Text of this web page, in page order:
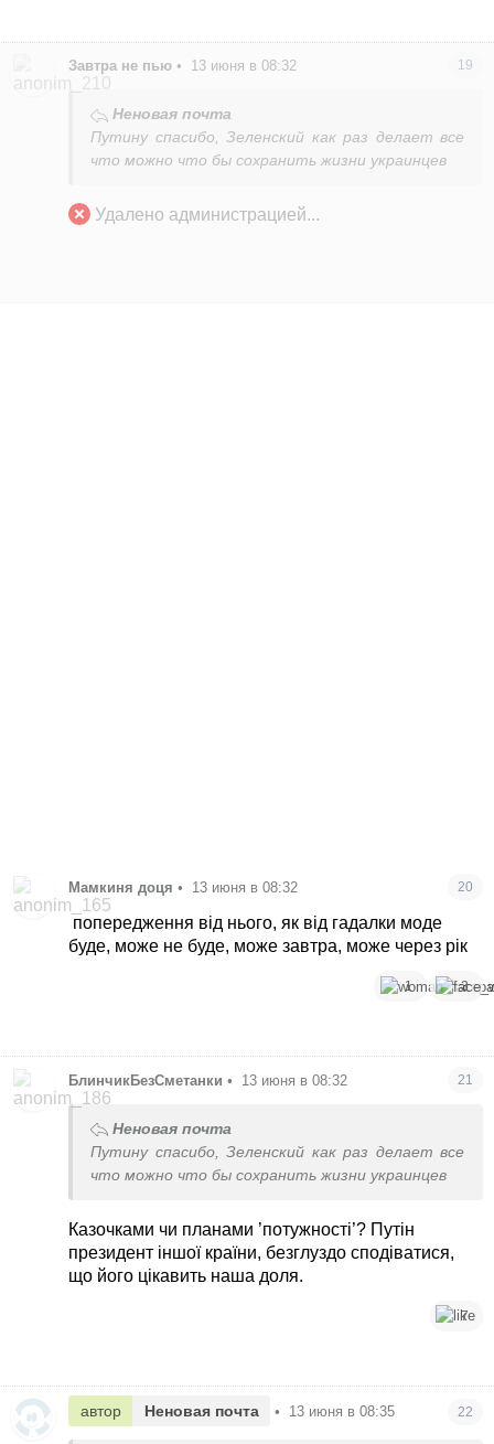
Завтра не пью • 13 июня в 08:32 19
Неновая почта
Путину спасибо, Зеленский как раз делает все
что можно что бы сохранить жизни украинцев
Удалено администрацией...
Мамкиня доця • 13 июня в 08:32 20
попередження від нього, як від гадалки моде
буде, може не буде, може завтра, може через рік
1 3
БлинчикБезСметанки • 13 июня в 08:32 21
Неновая почта
Путину спасибо, Зеленский как раз делает все
что можно что бы сохранить жизни украинцев
Казочками чи планами ’потужності’? Путін
президент іншої країни, безглуздо сподіватися,
що його цікавить наша доля.
7
автор Неновая почта • 13 июня в 08:35 22